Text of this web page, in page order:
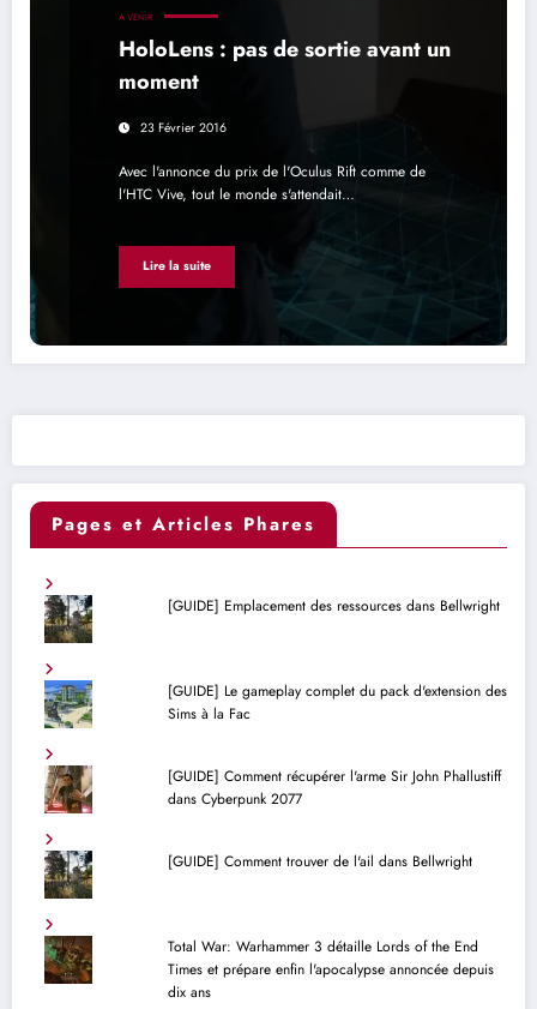
A VENIR
HoloLens : pas de sortie avant un
moment
23 Février 2016
Avec l'annonce du prix de l'Oculus Rift comme de
l'HTC Vive, tout le monde s'attendait…
Lire la suite
Pages et Articles Phares
[GUIDE] Emplacement des ressources dans Bellwright
[GUIDE] Le gameplay complet du pack d'extension des
Sims à la Fac
[GUIDE] Comment récupérer l'arme Sir John Phallustiff
dans Cyberpunk 2077
[GUIDE] Comment trouver de l'ail dans Bellwright
Total War: Warhammer 3 détaille Lords of the End
Times et prépare enfin l'apocalypse annoncée depuis
dix ans